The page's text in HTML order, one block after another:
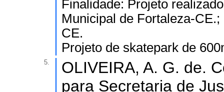
Finalidade: Projeto
Municipal de Fortaleza-
CE.
Projeto de skatepark de
5.
OLIVEIRA, A. G. de.
para Secretaria de